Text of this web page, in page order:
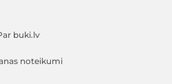
buki.lv
noteikumi